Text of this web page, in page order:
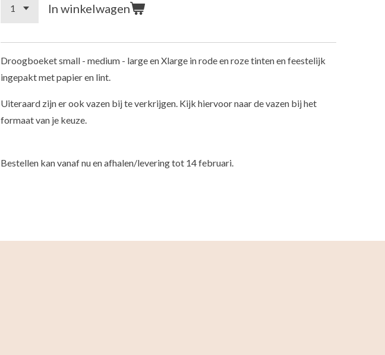
In winkelwagen
Droogboeket small - medium - large en Xlarge in rode en roze tinten en feestelijk
ingepakt met papier en lint.
Uiteraard zijn er ook vazen bij te verkrijgen. Kijk hiervoor naar de vazen bij het
formaat van je keuze.
Bestellen kan vanaf nu en afhalen/levering tot 14 februari.